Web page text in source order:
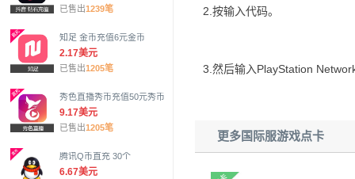
已售出1239笔
知足 金币充值6元金币
2.17美元
已售出1205笔
秀色直播秀币充值50元秀币
9.17美元
已售出1205笔
腾讯Q币直充 30个
6.67美元
2.按输入代码。
3.然后输入PlayStation
更多国际服游戏点卡